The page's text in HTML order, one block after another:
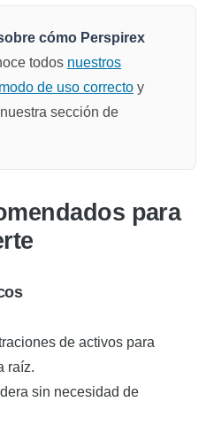
cómo Perspirex
todos nuestros
modo de uso correcto y
sección de
para
de activos para
raíz.
sin necesidad de